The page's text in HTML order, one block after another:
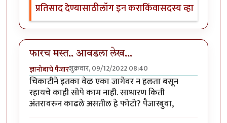
प्रतिसाद देण्यासाठीलॉग इन कराकिंवासदस्य व्हा
फारच मस्त.. आवडला लेख...
ज्ञानोबाचे पैजारशुक्रवार, 09/12/2022 08:40
चिकाटीने इतका वेळ एका जागेवर न हलता बसून
रहायचे काही सोपे काम नाही. साधारण किती
अंतरावरुन काढले असतील हे फोटो? पैजारबुवा,